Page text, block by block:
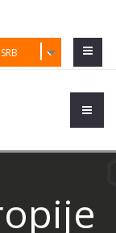
SRB